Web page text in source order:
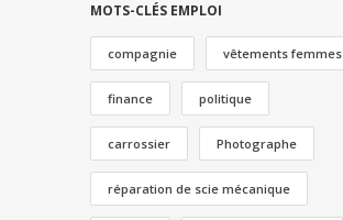
MOTS-CLÉS EMPLOI
compagnie vêtements femmes
finance politique
carrossier Photographe
réparation de scie mécanique